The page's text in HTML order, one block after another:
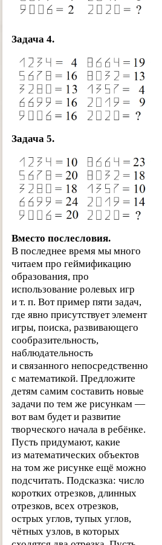
Задача 4.
Задача 5.
Вместо послесловия.
В последнее время мы много
читаем про геймификацию
образования, про
использование ролевых игр
и т. п. Вот пример пяти задач,
где явно присутствует элемент
игры, поиска, развивающего
сообразительность,
наблюдательность
и связанного непосредственно
с математикой. Предложите
детям самим составить новые
задачи по тем же рисункам —
вот вам будет и развитие
творческого начала в ребёнке.
Пусть придумают, какие
из математических объектов
на том же рисунке ещё можно
подсчитать. Подсказка: число
коротких отрезков, длинных
отрезков, всех отрезков,
острых углов, тупых углов,
чётных узлов, в которых